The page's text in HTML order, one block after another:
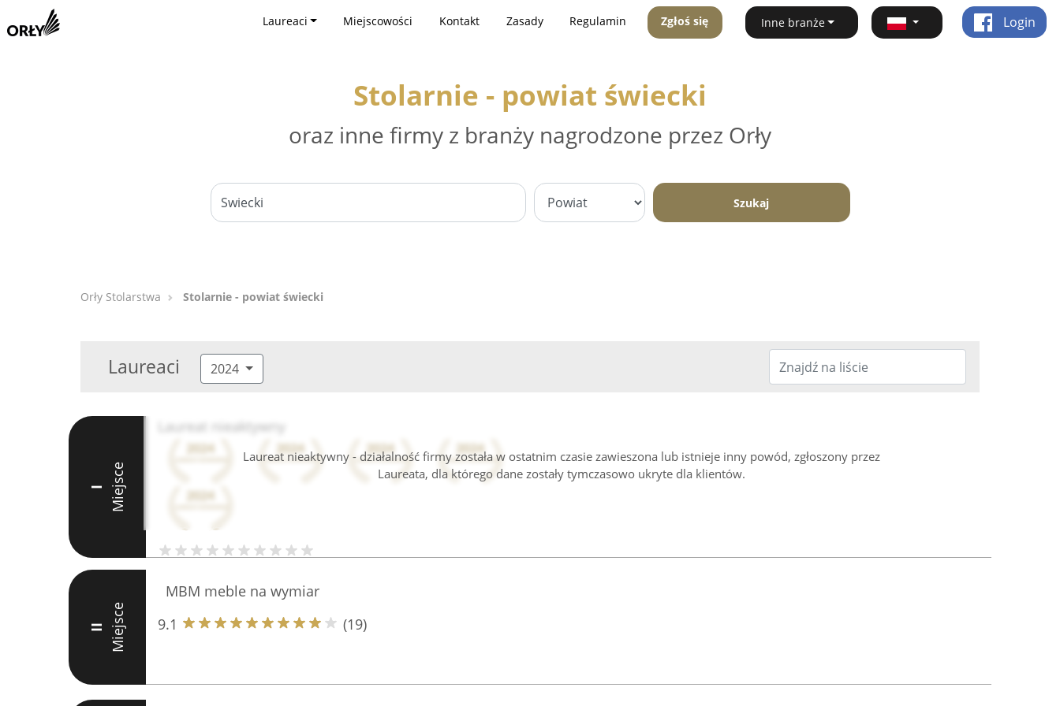
Laureaci Miejscowości Kontakt Zasady Regulamin Zgłoś się Inne branże Login
Stolarnie - powiat świecki
oraz inne firmy z branży nagrodzone przez Orły
Szukaj
Orły Stolarstwa Stolarnie - powiat świecki
Laureaci 2024
Laureat nieaktywny - działalność firmy została w ostatnim czasie zawieszona lub istnieje inny powód, zgłoszony przez
Laureata, dla którego dane zostały tymczasowo ukryte dla klientów.
I Miejsce
Laureat nieaktywny
II Miejsce
MBM meble na wymiar
9.1
(19)